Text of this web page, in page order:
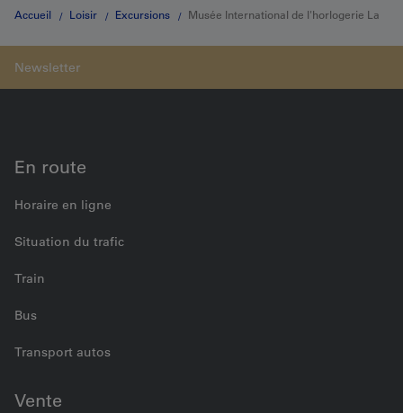
Accueil Loisir Excursions Musée International de l'horlogerie La
En route
Horaire en ligne
Situation du trafic
Train
Bus
Transport autos
Vente